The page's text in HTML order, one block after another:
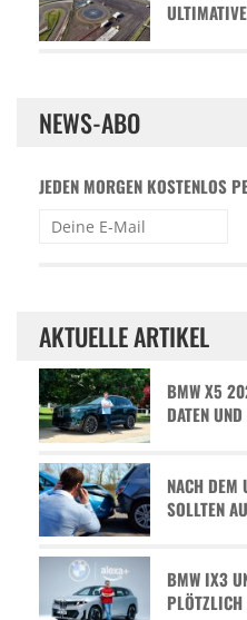
NEWS-ABO
JEDEN MORGEN KOSTENLOS
AKTUELLE ARTIKEL
BMW X5
ATEN UND …
NACH DEM
SOLLTEN
BMW IX3